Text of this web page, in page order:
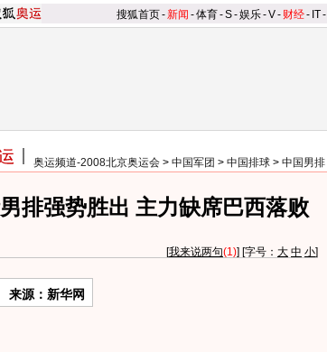
搜狐首页-新闻 -体育-S-娱乐-V- 财经- IT-
奥运频道-2008北京奥运会 > 中国军团 > 中国排球 > 中国男排
排强势胜出 主力缺席巴西落败
[我来说两句(1)] [字号： 大 中 小]
来源：新华网